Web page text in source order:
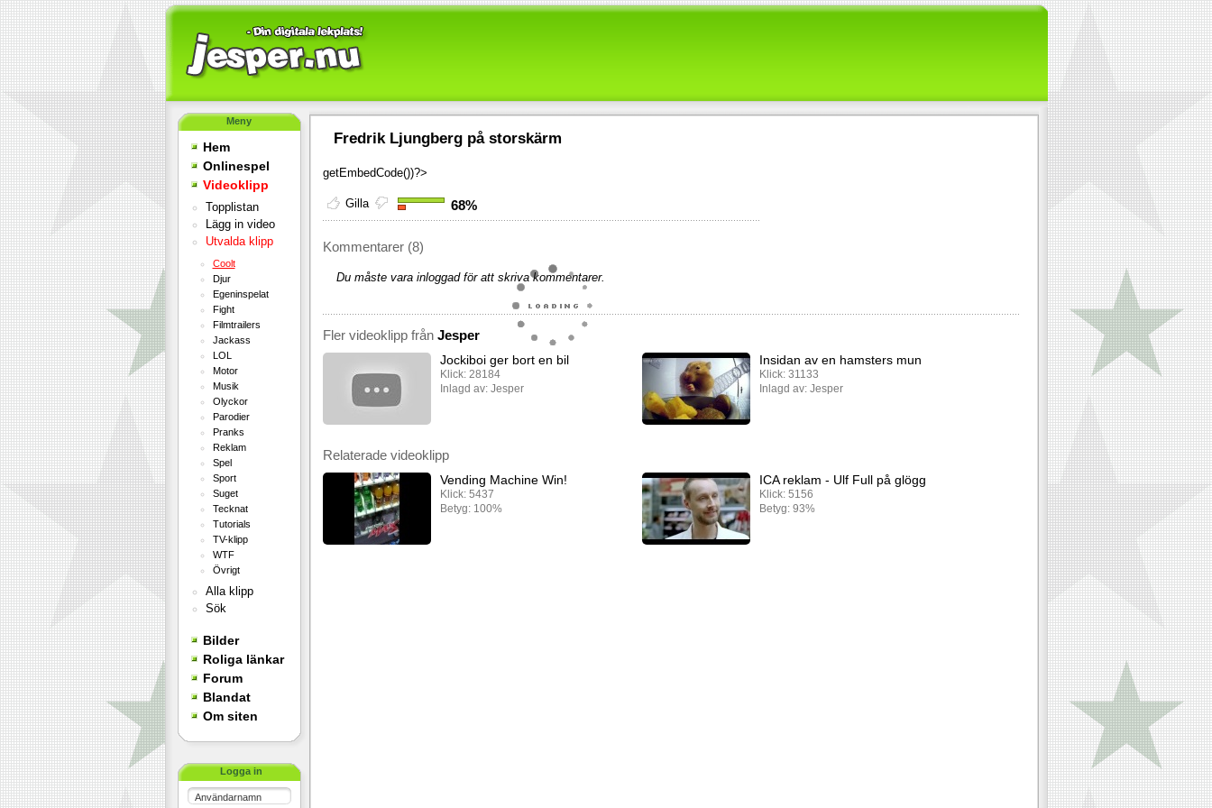
Meny
Hem
Onlinespel
Videoklipp
Topplistan
Lägg in video
Utvalda klipp
Coolt
Djur
Egeninspelat
Fight
Filmtrailers
Jackass
LOL
Motor
Musik
Olyckor
Parodier
Pranks
Reklam
Spel
Sport
Suget
Tecknat
Tutorials
TV-klipp
WTF
Övrigt
Alla klipp
Sök
Bilder
Roliga länkar
Forum
Blandat
Om siten
Logga in
Användarnamn
Fredrik Ljungberg på storskärm
getEmbedCode())?>
Gilla 68%
Kommentarer (8)
Du måste vara inloggad för att skriva kommentarer.
Fler videoklipp från Jesper
Jockiboi ger bort en bil
Klick: 28184
Inlagd av: Jesper
Insidan av en hamsters mun
Klick: 31133
Inlagd av: Jesper
Relaterade videoklipp
Vending Machine Win!
Klick: 5437
Betyg: 100%
ICA reklam - Ulf Full på glögg
Klick: 5156
Betyg: 93%